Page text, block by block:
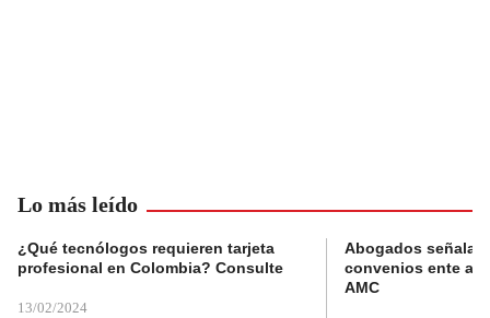
Lo más leído
¿Qué tecnólogos requieren tarjeta
profesional en Colombia? Consulte
13/02/2024
Abogados
convenios ente
AMC